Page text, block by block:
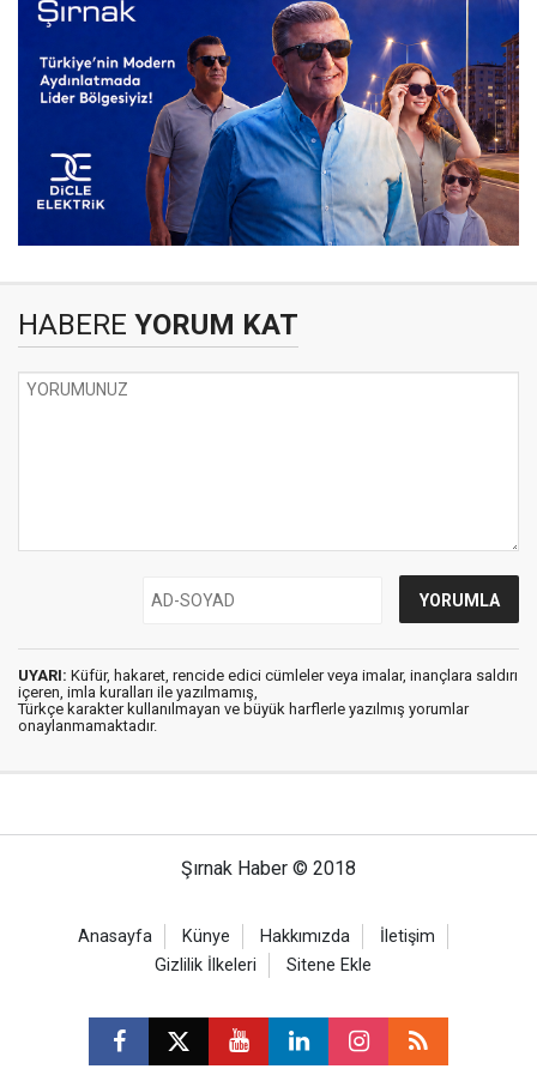
HABERE YORUM KAT
UYARI: Küfür, hakaret, rencide edici cümleler veya imalar, inançlara saldırı
içeren, imla kuralları ile yazılmamış,
Türkçe karakter kullanılmayan ve büyük harflerle yazılmış yorumlar
onaylanmamaktadır.
Şırnak Haber © 2018
Anasayfa Künye Hakkımızda
İletişim
Gizlilik İlkeleri
Sitene Ekle